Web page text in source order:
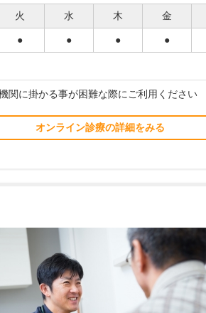
火 水 木 金
● ● ● ●
関に掛かる事が困難な際にご利用ください
オンライン診療の詳細をみる